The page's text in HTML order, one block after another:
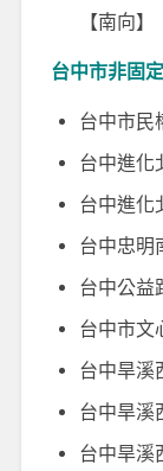
【南向】
台中市非固
台中市民
台中進化
台中進化
台中忠明
台中公益
台中市文
台中旱溪
台中旱溪
台中旱溪